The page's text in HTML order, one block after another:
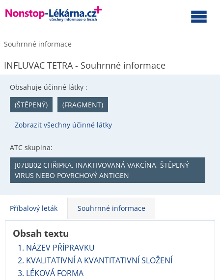
Souhrnné informace
INFLUVAC TETRA - Souhrnné informace
Obsahuje účinné látky :
(ŠTĚPENÝ)
(FRAGMENT)
Zobrazit všechny účinné látky
ATC skupina:
J07BB02 CHŘIPKA, INAKTIVOVANÁ VAKCÍNA, ŠTĚPENÝ
VIRUS NEBO POVRCHOVÝ ANTIGEN
Příbalový leták Souhrnné informace
Obsah textu
1. NÁZEV PŘÍPRAVKU
2. KVALITATIVNÍ A KVANTITATIVNÍ SLOŽENÍ
3. LÉKOVÁ FORMA